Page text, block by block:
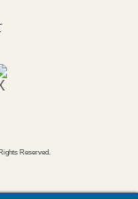
Reserved.